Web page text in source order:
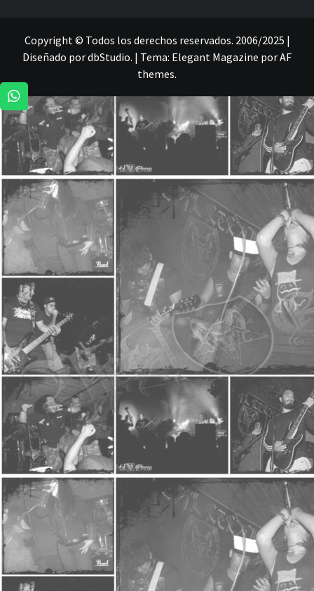
Copyright © Todos los derechos reservados. 2006/2025 |
Diseñado por dbStudio. | Tema: Elegant Magazine porAF
themes.